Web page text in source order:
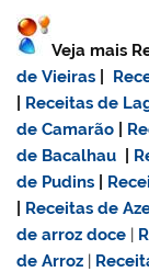
Veja mais
de Vieiras
Receitas de
de Camarão
de Bacalhau
de Pudins
Receitas de
dearroz doce
de Arroz